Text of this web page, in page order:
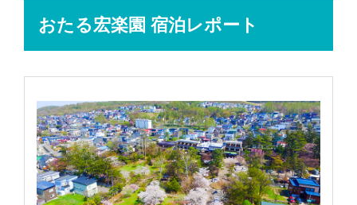
おたる宏楽園 宿泊レポート